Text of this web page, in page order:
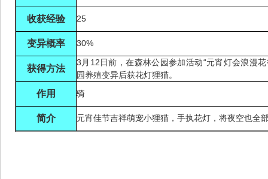
收获经验 25
变异概率 30%
获得方法
3月12日前，在森林公园参加活动“元宵灯会浪漫
园养殖变异后获花灯狸猫。
作用 骑
简介 元宵佳节吉祥萌宠小狸猫，手执花灯，将夜空也全